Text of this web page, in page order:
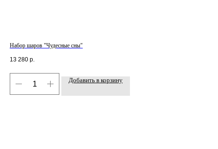
Набор шаров "Чудесные сны"
13 280 р.
Добавить в корзину